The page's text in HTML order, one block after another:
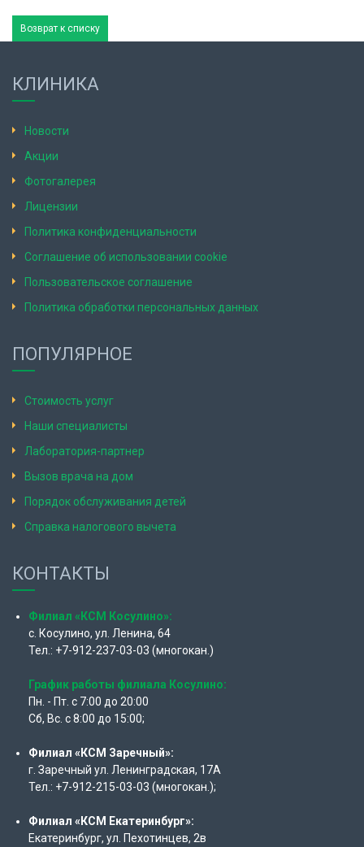
Возврат к списку
КЛИНИКА
Новости
Акции
Фотогалерея
Лицензии
Политика конфиденциальности
Соглашение об использовании cookie
Пользовательское соглашение
Политика обработки персональных данных
ПОПУЛЯРНОЕ
Стоимость услуг
Наши специалисты
Лаборатория-партнер
Вызов врача на дом
Порядок обслуживания детей
Справка налогового вычета
КОНТАКТЫ
Филиал «КСМ Косулино»:
с. Косулино, ул. Ленина, 64
Тел.: +7-912-237-03-03 (многокан.)
График работы филиала Косулино:
Пн. - Пт. с 7:00 до 20:00
Сб, Вс. с 8:00 до 15:00;
Филиал «КСМ Заречный»:
г. Заречный ул. Ленинградская, 17А
Тел.: +7-912-215-03-03 (многокан.);
Филиал «КСМ Екатеринбург»:
Екатеринбург, ул. Пехотинцев, 2в